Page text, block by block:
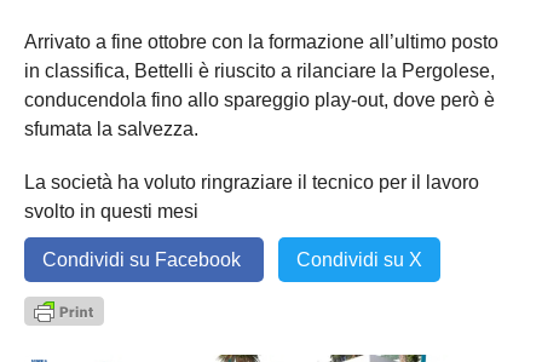
Arrivato a fine ottobre con la formazione all’ultimo posto
in classifica, Bettelli è riuscito a rilanciare la Pergolese,
conducendola fino allo spareggio play-out, dove però è
sfumata la salvezza.
La società ha voluto ringraziare il tecnico per il lavoro
svolto in questi mesi
Condividi su Facebook Condividi su X